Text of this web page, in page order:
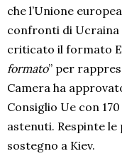
che l’Unione
confronti di Ucraina
criticato il formato
formato” per
Camera ha
Consiglio Ue con
astenuti. Respinte
sostegno a Kiev.